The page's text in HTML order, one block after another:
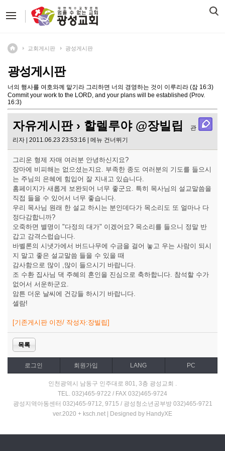
교회게시판 광성게시판
광성게시판
너의 행사를 여호와께 맡기라 그리하면 너의 경영하는 것이 이루리라 (잠 16:3)
Commit your work to the LORD, and your plans will be established (Prov.
16:3)
자유게시판› 할렐루야 @장빌립
관
리자 | 2011.06.23 23:53:16 | 메뉴 건너뛰기
그리운 형제 자매 여러분 안녕하신지요?
장마에 비피해는 없으셨는지요. 부족한 종도 여러분의 기도를 들으시
는 주님의 은혜에 힘입어 잘 지내고 있습니다.
홈페이지가 새롭게 보완되어 너무 좋군요. 특히 목사님의 설교말씀을
직접 들을 수 있어서 너무 좋습니다.
우리 목사님 원래 한 설교 하시는 분인데다가 목소리도 또 얼마나 다
정다감합니까?
오죽하면 별명이 "다정의 대가" 이겠어요? 목소리를 들으니 정말 반
갑고 감격스럽습니다.
바벨론의 시냇가에서 버드나무에 수금을 걸어 놓고 우는 사람이 되시
지 말고 좋은 설교말씀 들을 수 있을 때
감사함으로 많이 ,많이 들으시기 바랍니다.
조 수환 집사님 댁 주혜의 혼인을 진심으로 축하합니다. 참석할 수가
없어서 서운하군요.
암튼 더운 날씨에 건강들 하시기 바랍니다.
셀람!
[기존게시판 이전/ 작성자:장빌립]
목록
로그인 회원가입 LANG PC
인천광역시 남동구 인주대로 801, 3층 광성교회 .
TEL. 032)465-9722 / FAX 032)465-9724
광성지역아동센터 032)465-9712, 9715 / 광성청소년공부방 032)465-9721
ver.2020 + ksch.net | Designed by HandyXE